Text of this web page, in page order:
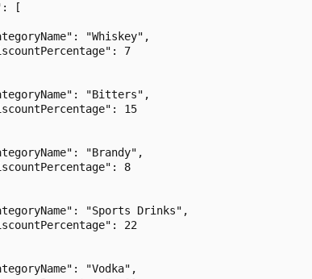
[
"Whiskey",
7
"Bitters",
15
"Brandy",
8
"Sports Drinks",
22
"Vodka",